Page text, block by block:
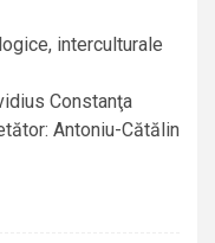
interculturale
Constanţa
Antoniu-Cătălin